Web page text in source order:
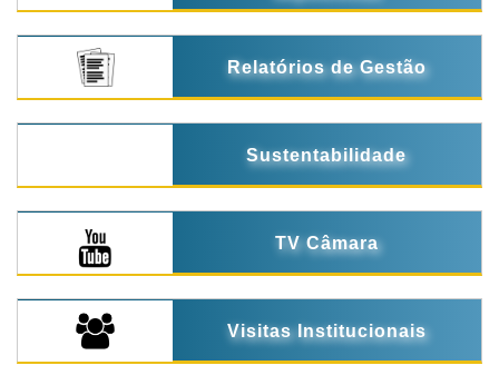
Relatórios de Gestão
Sustentabilidade
TV Câmara
Visitas Institucionais